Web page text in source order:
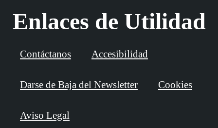
Enlaces de Utilidad
Contáctanos Accesibilidad
Darse de Baja del Newsletter Cookies
Aviso Legal